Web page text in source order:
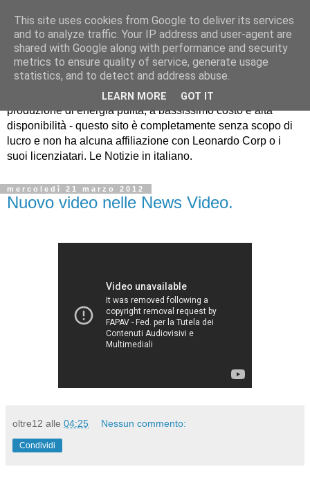
EcatNews.it
produzione di energia pulita, a bassissimo costo e alta
disponibilità - questo sito è completamente senza scopo di
lucro e non ha alcuna affiliazione con Leonardo Corp o i
suoi licenziatari. Le Notizie in italiano.
mercoledì 21 marzo 2012
Nuovo video nelle News Video.
oltre12 alle 04:25 Nessun commento:
Condividi
This site uses cookies from Google to deliver its services
and to analyze traffic. Your IP address and user-agent are
shared with Google along with performance and security
metrics to ensure quality of service, generate usage
statistics, and to detect and address abuse.
LEARN MORE GOT IT